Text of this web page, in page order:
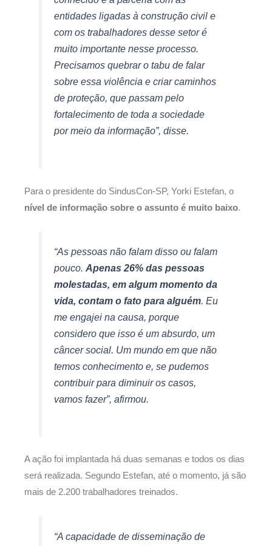
entidades ligadas à construção civil e
com os trabalhadores desse setor é
muito importante nesse processo.
Precisamos quebrar o tabu de falar
sobre essa violência e criar caminhos
de proteção, que passam pelo
fortalecimento de toda a sociedade
por meio da informação”, disse.
Para o presidente do SindusCon-SP, Yorki Estefan, o
nível de informação sobre o assunto é muito baixo.
“As pessoas não falam disso ou falam
pouco.Apenas 26% das pessoas
molestadas, em algum momento da
vida, contam o fato para alguém. Eu
me engajei na causa, porque
considero que isso é um absurdo, um
câncer social. Um mundo em que não
temos conhecimento e, se pudemos
contribuir para diminuir os casos,
vamos fazer”, afirmou.
A ação foi implantada há duas semanas e todos os dias
será realizada. Segundo Estefan, até o momento, já são
mais de 2.200 trabalhadores treinados.
“A capacidade de disseminação de